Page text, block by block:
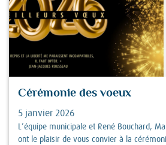
Cérémonie des voeux
5 janvier 2026
L’équipe municipale et René Bouchard,
ont le plaisir de vous convier à la